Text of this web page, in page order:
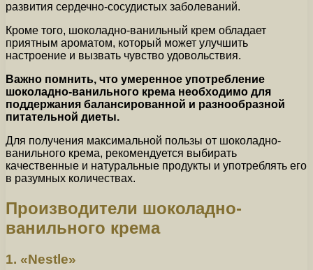
развития сердечно-сосудистых заболеваний.
Кроме того, шоколадно-ванильный крем обладает
приятным ароматом, который может улучшить
настроение и вызвать чувство удовольствия.
Важно помнить, что умеренное употребление
шоколадно-ванильного крема необходимо для
поддержания балансированной и разнообразной
питательной диеты.
Для получения максимальной пользы от шоколадно-
ванильного крема, рекомендуется выбирать
качественные и натуральные продукты и употреблять его
в разумных количествах.
Производители шоколадно-
ванильного крема
1. «Nestle»